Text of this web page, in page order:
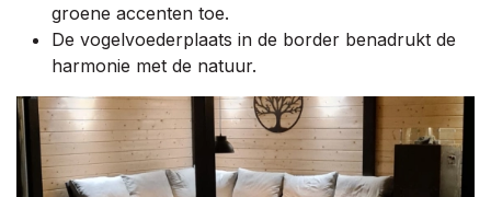
groene accenten toe.
De vogelvoederplaats in de border benadrukt de
harmonie met de natuur.